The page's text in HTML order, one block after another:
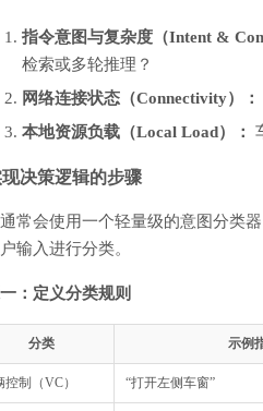
指令意图与复杂度（Intent &
检索或多轮推理？
网络连接状态（Connectivity）：
本地资源负载（Local Load）：
现决策逻辑的步骤
常会使用一个轻量级的意图分类
输入进行分类。
：定义分类规则
分类 示例
控制（VC） “打开左侧车窗”